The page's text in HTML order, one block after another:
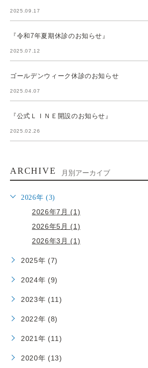
2025.09.17
『令和7年夏期休診のお知らせ』
2025.07.12
ゴールデンウィーク休診のお知らせ
2025.04.07
『公式ＬＩＮＥ開設のお知らせ』
2025.02.26
ARCHIVE 月別アーカイブ
2026年 (3)
2026年7月 (1)
2026年5月 (1)
2026年3月 (1)
2025年 (7)
2024年 (9)
2023年 (11)
2022年 (8)
2021年 (11)
2020年 (13)